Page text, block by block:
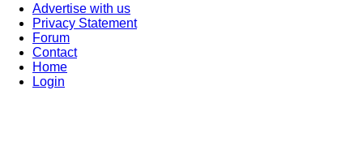
Advertise with us
Privacy Statement
Forum
Contact
Home
Login